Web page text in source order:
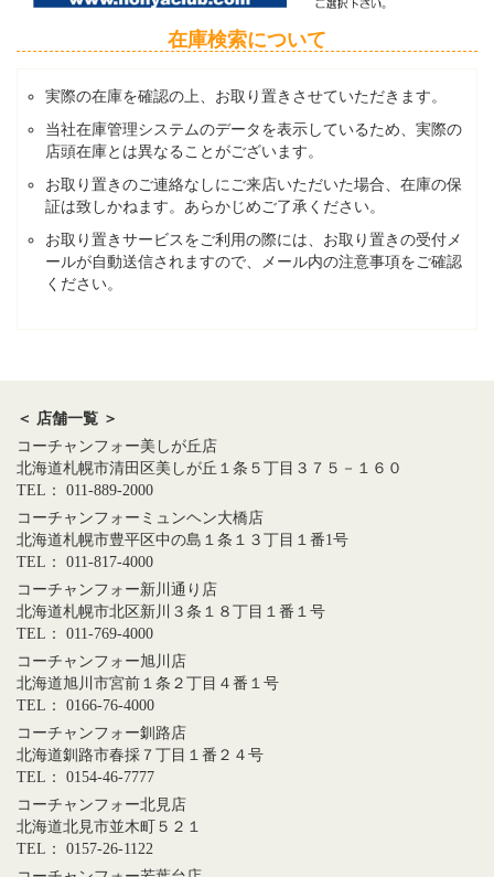
在庫検索について
実際の在庫を確認の上、お取り置きさせていただきます。
当社在庫管理システムのデータを表示しているため、実際の
店頭在庫とは異なることがございます。
お取り置きのご連絡なしにご来店いただいた場合、在庫の保
証は致しかねます。あらかじめご了承ください。
お取り置きサービスをご利用の際には、お取り置きの受付メ
ールが自動送信されますので、メール内の注意事項をご確認
ください。
＜ 店舗一覧 ＞
コーチャンフォー美しが丘店
北海道札幌市清田区美しが丘１条５丁目３７５－１６０
TEL： 011-889-2000
コーチャンフォーミュンヘン大橋店
北海道札幌市豊平区中の島１条１３丁目１番1号
TEL： 011-817-4000
コーチャンフォー新川通り店
北海道札幌市北区新川３条１８丁目１番１号
TEL： 011-769-4000
コーチャンフォー旭川店
北海道旭川市宮前１条２丁目４番１号
TEL： 0166-76-4000
コーチャンフォー釧路店
北海道釧路市春採７丁目１番２４号
TEL： 0154-46-7777
コーチャンフォー北見店
北海道北見市並木町５２１
TEL： 0157-26-1122